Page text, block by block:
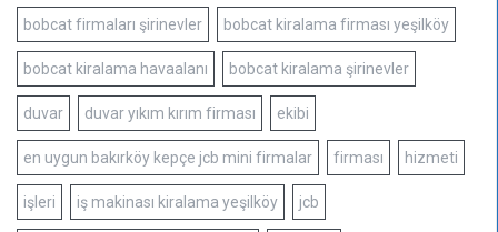
bobcat firmaları şirinevler bobcat kiralama firması yeşilköy
bobcat kiralama havaalanı bobcat kiralama şirinevler
duvar duvar yıkım kırım firması ekibi
en uygun bakırköy kepçe jcb mini firmalar firması hizmeti
işleri iş makinası kiralama yeşilköy jcb